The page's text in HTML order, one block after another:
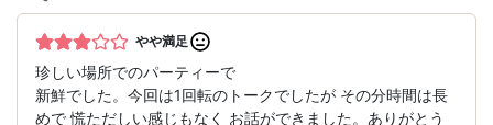
やや満足
珍しい場所でのパーティーで
新鮮でした。今回は1回転のトークでしたが その分時間は長
めで 慌ただしい感じもなく お話ができました。ありがとう